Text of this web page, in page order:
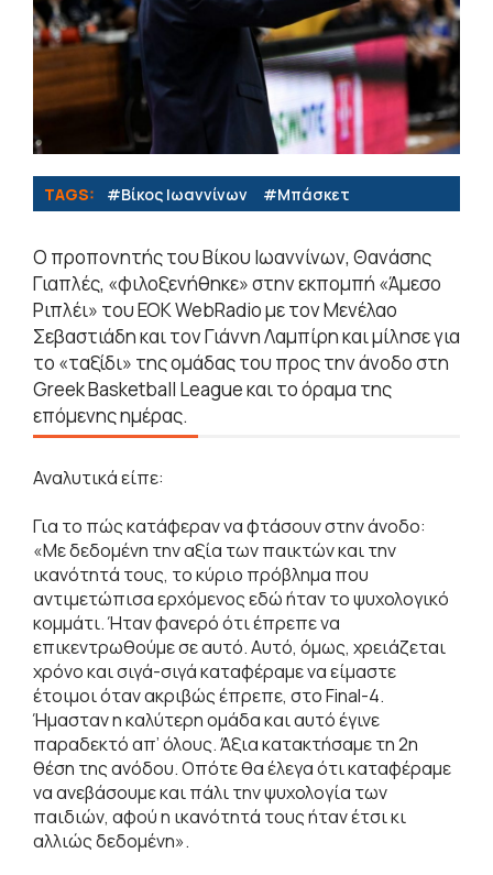
TAGS: #Βίκος Ιωαννίνων #Μπάσκετ
Ο προπονητής του Βίκου Ιωαννίνων, Θανάσης
Γιαπλές, «φιλοξενήθηκε» στην εκπομπή «Άμεσο
Ριπλέι» του EOK WebRadio με τον Μενέλαο
Σεβαστιάδη και τον Γιάννη Λαμπίρη και μίλησε για
το «ταξίδι» της ομάδας του προς την άνοδο στη
Greek Basketball League και το όραμα της
επόμενης ημέρας.
Αναλυτικά είπε:
Για το πώς κατάφεραν να φτάσουν στην άνοδο:
«Με δεδομένη την αξία των παικτών και την
ικανότητά τους, το κύριο πρόβλημα που
αντιμετώπισα ερχόμενος εδώ ήταν το ψυχολογικό
κομμάτι. Ήταν φανερό ότι έπρεπε να
επικεντρωθούμε σε αυτό. Αυτό, όμως, χρειάζεται
χρόνο και σιγά-σιγά καταφέραμε να είμαστε
έτοιμοι όταν ακριβώς έπρεπε, στο Final-4.
Ήμασταν η καλύτερη ομάδα και αυτό έγινε
παραδεκτό απ’ όλους. Άξια κατακτήσαμε τη 2η
θέση της ανόδου. Οπότε θα έλεγα ότι καταφέραμε
να ανεβάσουμε και πάλι την ψυχολογία των
παιδιών, αφού η ικανότητά τους ήταν έτσι κι
αλλιώς δεδομένη».